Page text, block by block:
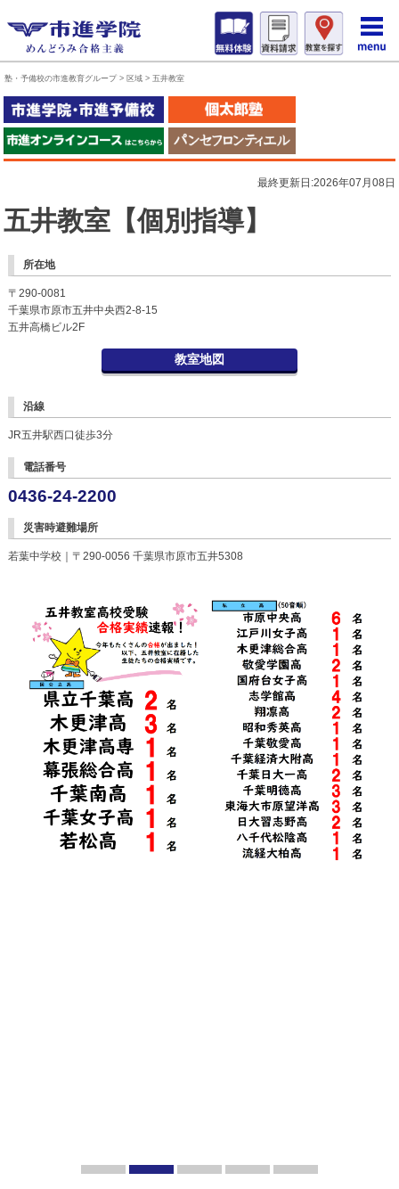
塾・予備校の市進教育グループ> 区域 > 五井教室
最終更新日:2026年07月08日
五井教室【個別指導】
所在地
〒290-0081
千葉県市原市五井中央西2-8-15
五井高橋ビル2F
教室地図
沿線
JR五井駅西口徒歩3分
電話番号
0436-24-2200
災害時避難場所
若葉中学校｜〒290-0056 千葉県市原市五井5308
1 2 3 4